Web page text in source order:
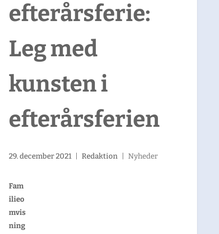
efterårsferie:
Leg med
kunsten i
efterårsferien
29. december 2021 |Redaktion |Nyheder
Fam
ilieo
mvis
ning